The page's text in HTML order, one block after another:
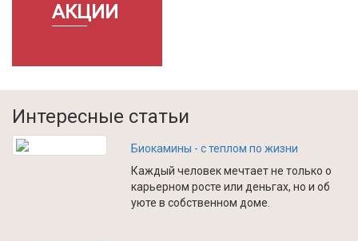
АКЦИИ
Интересные статьи
Биокамины - с теплом по жизни
Каждый человек мечтает не только о
карьерном росте или деньгах, но и об
уюте в собственном доме.